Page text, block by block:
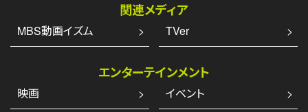
関連メディア
MBS動画イズム TVer
エンターテインメント
映画 イベント